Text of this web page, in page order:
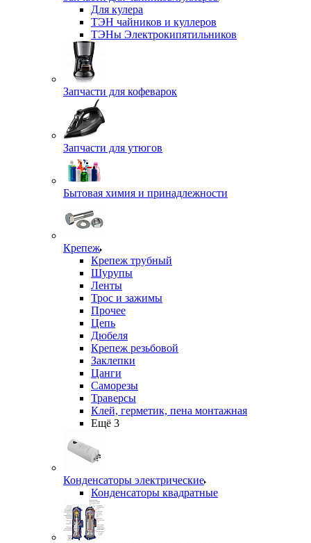
Для кулера
ТЭН чайников и куллеров
ТЭНы Электрокипятильников
Запчасти для кофеварок
Запчасти для утюгов
Бытовая химия и принадлежности
Крепеж
Крепеж трубный
Шурупы
Ленты
Трос и зажимы
Прочее
Цепь
Дюбеля
Крепеж резьбовой
Заклепки
Цанги
Саморезы
Траверсы
Клей, герметик, пена монтажная
Ещё 3
Конденсаторы электрические
Конденсаторы квадратные